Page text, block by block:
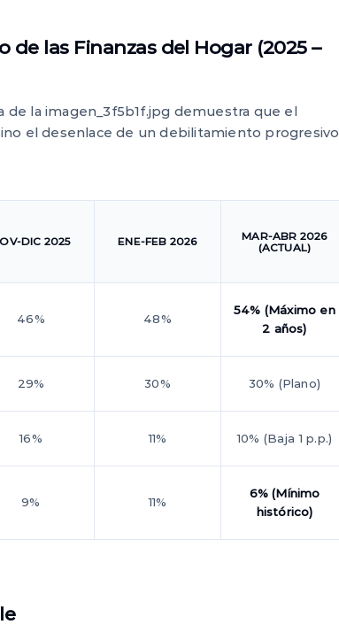
las Finanzas del Hogar (2025 –
la imagen_3f5b1f.jpg demuestra que el
el desenlace de un debilitamiento progresivo
DIC 2025 ENE-FEB 2026
MAR-ABR 2026
(ACTUAL)
46% 48%
54% (Máximo en
2 años)
29% 30% 30% (Plano)
16% 11% 10% (Baja 1 p.p.)
9% 11%
6% (Mínimo
histórico)